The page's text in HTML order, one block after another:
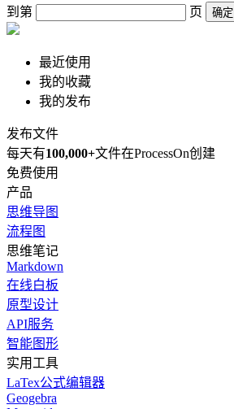
到第
页 确定
最近使用
我的收藏
我的发布
发布文件
每天有100,000+文件在ProcessOn创建
免费使用
产品
思维导图
流程图
思维笔记
Markdown
在线白板
原型设计
API服务
智能图形
实用工具
LaTex公式编辑器
Geogebra